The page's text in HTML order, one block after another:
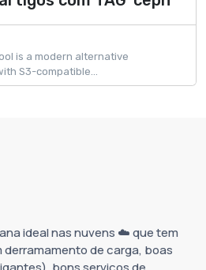
is a modern alternative
S3-compatible...
ideal nas nuvens ☁️ que tem
de carga, boas